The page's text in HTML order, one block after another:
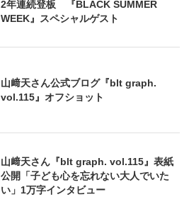
2年連続登板 『BLACK SUMMER
WEEK』スペシャルゲスト
山﨑天さん公式ブログ『blt graph.
vol.115』オフショット
山﨑天さん『blt graph. vol.115』表紙
公開「子ども心を忘れない大人でいた
い」1万字インタビュー